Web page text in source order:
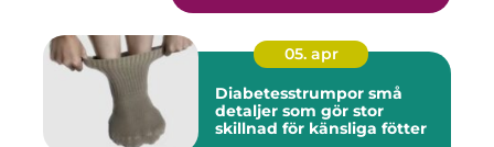
05. apr
Diabetesstrumpor små
detaljer som gör stor
skillnad för känsliga fötter